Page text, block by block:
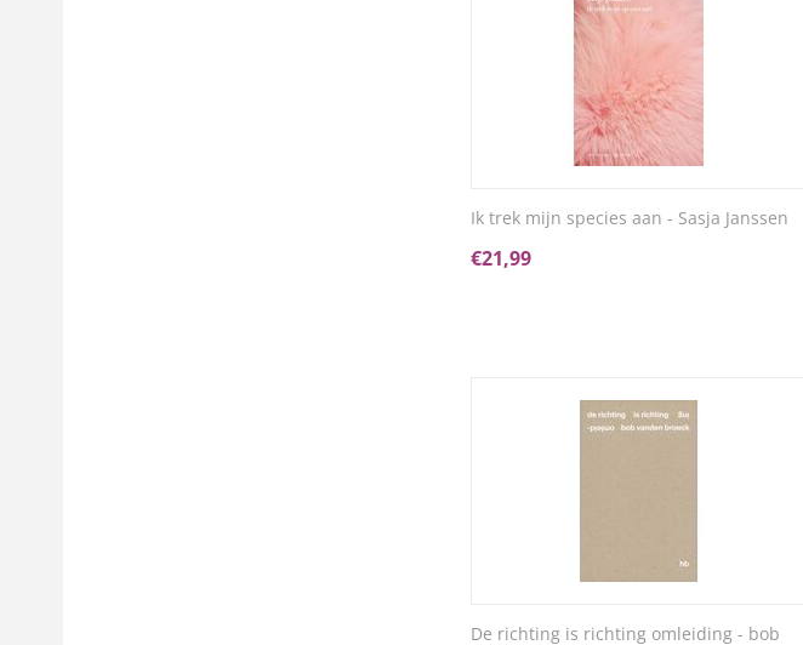
Ik trek mijn species aan - Sasja Janssen
€21,99
De richting is richting omleiding - bob